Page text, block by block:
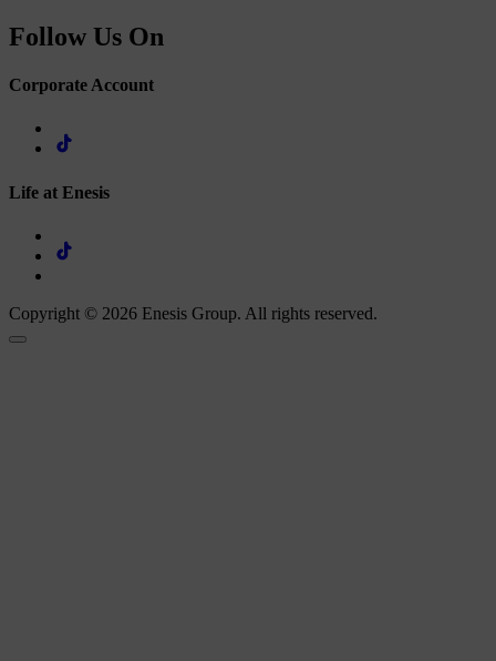
Follow Us On
Corporate Account
Life at Enesis
Copyright © 2026 Enesis Group. All rights reserved.